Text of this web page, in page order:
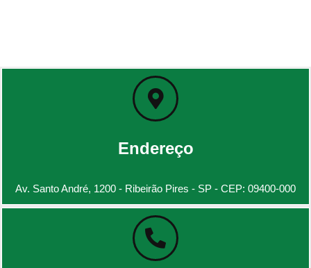
Endereço
Av. Santo André, 1200 - Ribeirão Pires - SP - CEP: 09400-000